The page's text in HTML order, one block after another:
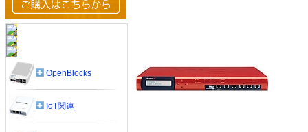
OpenBlocks
IoT関連